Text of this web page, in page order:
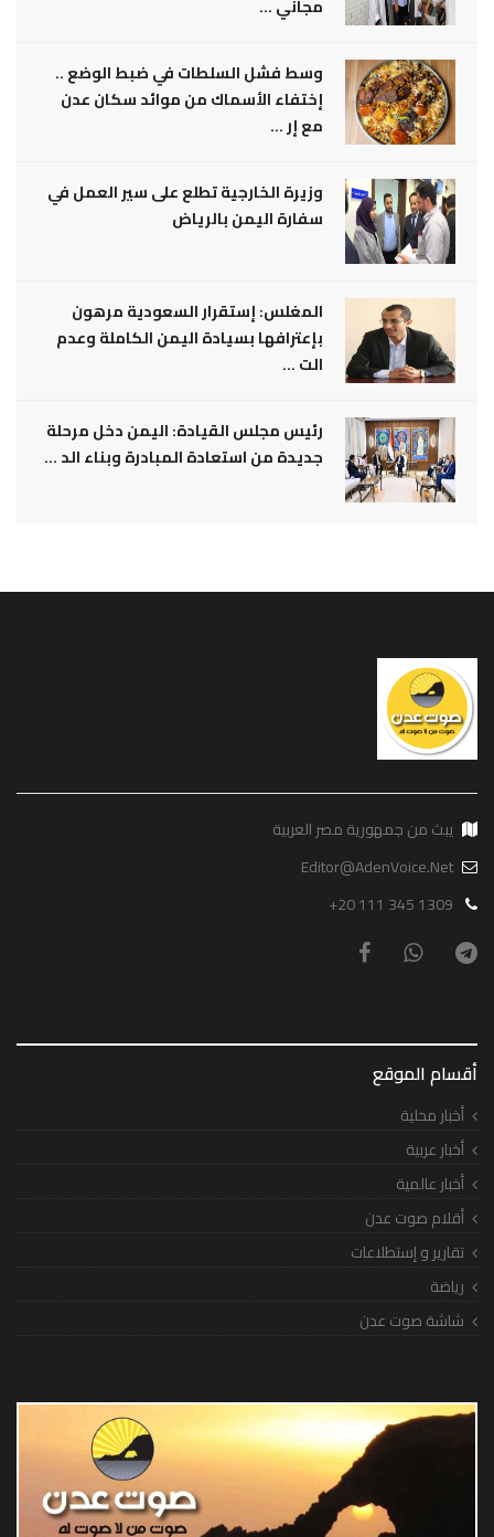
مجاني ...
وسط فشل السلطات في ضبط الوضع ..
إختفاء الأسماك من موائد سكان عدن
مع إر ...
وزيرة الخارجية تطلع على سير العمل في
سفارة اليمن بالرياض
المغلس: إستقرار السعودية مرهون
بإعترافها بسيادة اليمن الكاملة وعدم
الت ...
رئيس مجلس القيادة: اليمن دخل مرحلة
جديدة من استعادة المبادرة وبناء الد ...
يبث من جمهورية مصر العربية
Editor@AdenVoice.Net
+20 111 345 1309
أقسام الموقع
أخبار محلية
أخبار عربية
أخبار عالمية
أقلام صوت عدن
تقارير و إستطلاعات
رياضة
شاشة صوت عدن